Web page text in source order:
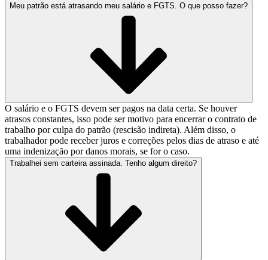
Meu patrão está atrasando meu salário e FGTS. O que posso fazer?
O salário e o FGTS devem ser pagos na data certa. Se houver
atrasos constantes, isso pode ser motivo para encerrar o contrato de
trabalho por culpa do patrão (rescisão indireta). Além disso, o
trabalhador pode receber juros e correções pelos dias de atraso e até
uma indenização por danos morais, se for o caso.
Trabalhei sem carteira assinada. Tenho algum direito?